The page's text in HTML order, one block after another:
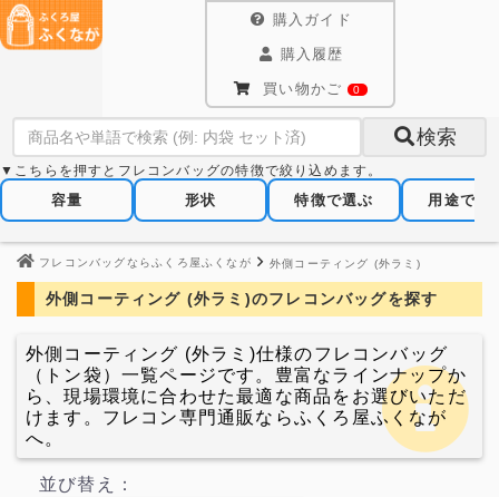
購入ガイド
購入履歴
買い物かご 0
検索
▼こちらを押すとフレコンバッグの特徴で絞り込めます。
容量 形状 特徴で選ぶ 用途で選
フレコンバッグならふくろ屋ふくなが 外側コーティング (外ラミ)
外側コーティング (外ラミ)のフレコンバッグを探す
外側コーティング (外ラミ)仕様のフレコンバッグ
（トン袋）一覧ページです。豊富なラインナップか
ら、現場環境に合わせた最適な商品をお選びいただ
けます。フレコン専門通販ならふくろ屋ふくなが
へ。
並び替え：